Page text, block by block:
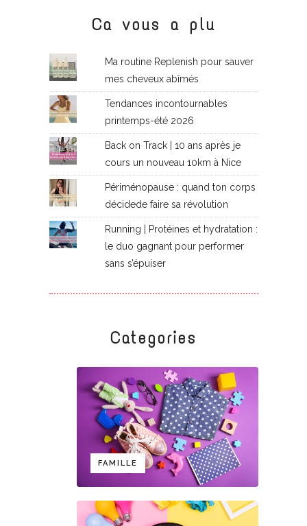
Ca vous a plu
Ma routine Replenish pour sauver
mes cheveux abîmés
Tendances incontournables
printemps-été 2026
Back on Track | 10 ans après je
cours un nouveau 10km à Nice
Périménopause : quand ton corps
décidede faire sa révolution
Running | Protéines et hydratation :
le duo gagnant pour performer
sans s’épuiser
Categories
FAMILLE